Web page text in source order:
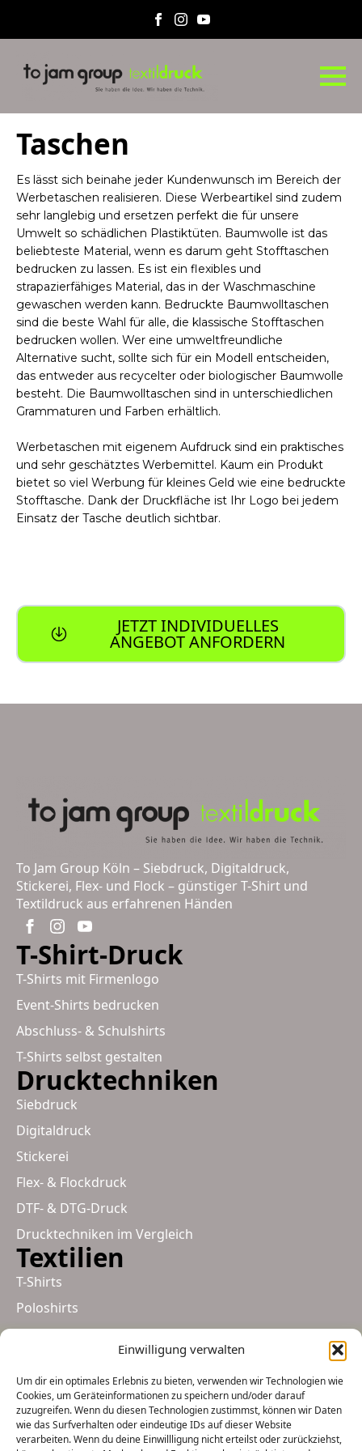
Einwilligung verwalten
Um dir ein optimales Erlebnis zu bieten, verwenden wir Technologien wie
Cookies, um Geräteinformationen zu speichern und/oder darauf
zuzugreifen. Wenn du diesen Technologien zustimmst, können wir Daten
wie das Surfverhalten oder eindeutige IDs auf dieser Website
verarbeiten. Wenn du deine Einwillligung nicht erteilst oder zurückziehst,
Taschen
Es lässt sich beinahe jeder Kundenwunsch im Bereich der
Werbetaschen realisieren. Diese Werbeartikel sind zudem
sehr langlebig und ersetzen perfekt die für unsere
Umwelt so schädlichen Plastiktüten. Baumwolle ist das
beliebteste Material, wenn es darum geht Stofftaschen
bedrucken zu lassen. Es ist ein flexibles und
strapazierfähiges Material, das in der Waschmaschine
gewaschen werden kann. Bedruckte Baumwolltaschen
sind die beste Wahl für alle, die klassische Stofftaschen
bedrucken wollen. Wer eine umweltfreundliche
Alternative sucht, sollte sich für ein Modell entscheiden,
das entweder aus recycelter oder biologischer Baumwolle
besteht. Die Baumwolltaschen sind in unterschiedlichen
Grammaturen und Farben erhältlich.
Werbetaschen mit eigenem Aufdruck sind ein praktisches
und sehr geschätztes Werbemittel. Kaum ein Produkt
bietet so viel Werbung für kleines Geld wie eine bedruckte
Stofftasche. Dank der Druckfläche ist Ihr Logo bei jedem
Einsatz der Tasche deutlich sichtbar.
JETZT INDIVIDUELLES
ANGEBOT ANFORDERN
To Jam Group Köln – Siebdruck, Digitaldruck,
Stickerei, Flex- und Flock – günstiger T-Shirt und
Textildruck aus erfahrenen Händen
T-Shirt-Druck
T-Shirts mit Firmenlogo
Event-Shirts bedrucken
Abschluss- & Schulshirts
T-Shirts selbst gestalten
Drucktechniken
Siebdruck
Digitaldruck
Stickerei
Flex- & Flockdruck
DTF- & DTG-Druck
Drucktechniken im Vergleich
Textilien
T-Shirts
Poloshirts
Hoodies-Sweater
Muetzen
Taschen